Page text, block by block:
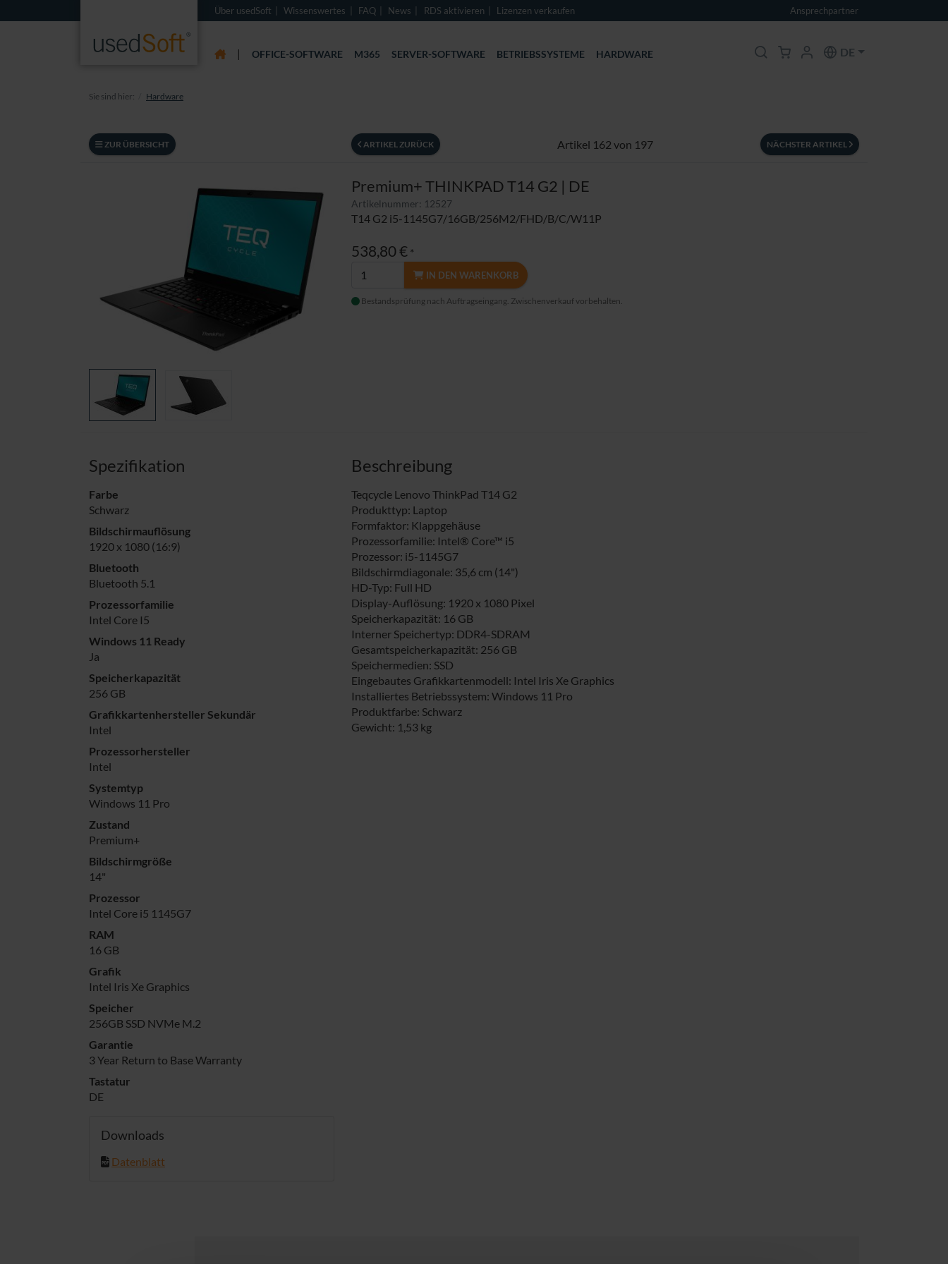
Über usedSoft Wissenswertes FAQ News RDS aktivieren Lizenzen verkaufen Ansprechpartner
| OFFICE-SOFTWARE M365 SERVER-SOFTWARE BETRIEBSSYSTEME HARDWARE DE
Sie sind hier: Hardware
ZUR ÜBERSICHT ARTIKEL ZURÜCK Artikel 162 von 197 NÄCHSTER ARTIKEL
Premium+ THINKPAD T14 G2 | DE
Artikelnummer: 12527
T14 G2 i5-1145G7/16GB/256M2/FHD/B/C/W11P
538,80 € *
IN DEN WARENKORB
Bestandsprüfung nach Auftragseingang. Zwischenverkauf vorbehalten.
Beschreibung
Teqcycle Lenovo ThinkPad T14 G2
Produkttyp: Laptop
Formfaktor: Klappgehäuse
Prozessorfamilie: Intel® Core™ i5
Prozessor: i5-1145G7
Bildschirmdiagonale: 35,6 cm (14")
HD-Typ: Full HD
Display-Auflösung: 1920 x 1080 Pixel
Speicherkapazität: 16 GB
Interner Speichertyp: DDR4-SDRAM
Gesamtspeicherkapazität: 256 GB
Speichermedien: SSD
Eingebautes Grafikkartenmodell: Intel Iris Xe Graphics
Installiertes Betriebssystem: Windows 11 Pro
Produktfarbe: Schwarz
Gewicht: 1,53 kg
Spezifikation
Farbe
Schwarz
Bildschirmauflösung
1920 x 1080 (16:9)
Bluetooth
Bluetooth 5.1
Prozessorfamilie
Intel Core I5
Windows 11 Ready
Ja
Speicherkapazität
256 GB
Grafikkartenhersteller Sekundär
Intel
Prozessorhersteller
Intel
Systemtyp
Windows 11 Pro
Zustand
Premium+
Bildschirmgröße
14"
Prozessor
Intel Core i5 1145G7
RAM
16 GB
Grafik
Intel Iris Xe Graphics
Speicher
256GB SSD NVMe M.2
Garantie
3 Year Return to Base Warranty
Tastatur
DE
Downloads
Datenblatt